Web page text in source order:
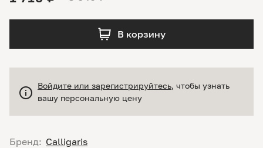
Бренд: Calligaris
Войдите или зарегистрируйтесь, чтобы узнать
вашу персональную цену
В корзину